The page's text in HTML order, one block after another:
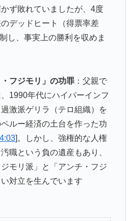
ず敗れていましたが、4度
デッドヒート（得票率差
し、事実上の勝利を収めま
フジモリ」の功罪：父親で
1990年代にハイパーインフ
激派ゲリラ（テロ組織）を
ルー経済の土台を作った功
]。しかし、強権的な人権
職という負の遺産もあり、
モリ派」と「アンチ・フジ
対立を生んでいます